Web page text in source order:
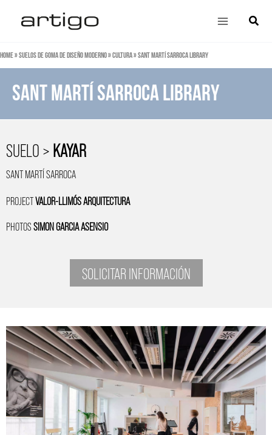
contenido
Main
Home»Suelos de goma de diseño moderno»Cultura»Sant Martí Sarroca Library
Sant Martí Sarroca library
SUELO >KAYAR
SANT MARTÍ SARROCA
PROJECTVALOR-LLIMÓS ARQUITECTURA
PHOTOSSIMON GARCIA ASENSIO
SOLICITAR INFORMACIÓN